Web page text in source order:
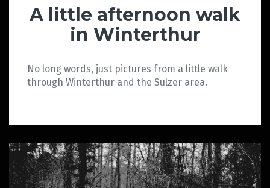
A little afternoon walk
in Winterthur
No long words, just pictures from a little walk
through Winterthur and the Sulzer area.